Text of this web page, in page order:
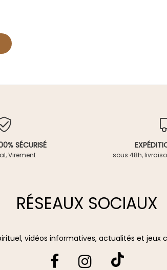
SÉCURISÉ
Virement sous 48h,
RÉSEAUX SOCIAUX
vidéos informatives, actualités et jeux